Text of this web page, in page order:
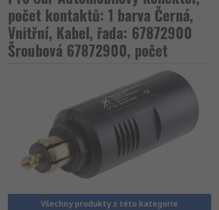
počet kontaktů: 1 barva Černá,
Vnitřní, Kabel, řada: 67872900
Šroubová 67872900, počet
Všechny produkty z této kategorie